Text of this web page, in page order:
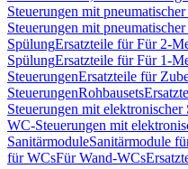
Steuerungen mit
Steuerungen mit
SpülungErsatzteile für Für 2-
SpülungErsatzteile für Für 1-
SteuerungenErsatzteile für
SteuerungenRohbausets
Steuerungen mit elektronischer
WC-Steuerungen mit
SanitärmoduleSanitärmodule
für WCsFür Wand-WCs